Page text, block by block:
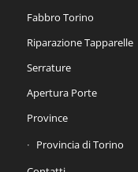
Fabbro Torino
Riparazione Tapparelle
Serrature
Apertura Porte
Province
Provincia di Torino